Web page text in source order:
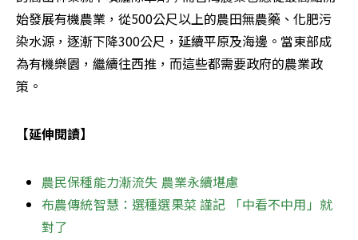
始發展有機農業，從500公尺以上的農田無農藥、化肥污
染水源，逐漸下降300公尺，延續平原及海邊。當東部成
為有機樂園，繼續往西推，而這些都需要政府的農業政
策。
【延伸閱讀】
農民保種能力漸流失 農業永續堪慮
布農傳統智慧：選種選果菜 謹記 「中看不中用」就
對了